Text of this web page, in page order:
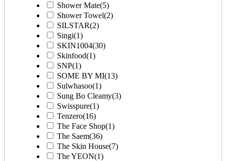
Shower Mate(5)
Shower Towel(2)
SILSTAR(2)
Singi(1)
SKIN1004(30)
Skinfood(1)
SNP(1)
SOME BY MI(13)
Sulwhasoo(1)
Sung Bo Cleamy(3)
Swisspure(1)
Tenzero(16)
The Face Shop(1)
The Saem(36)
The Skin House(7)
The YEON(1)